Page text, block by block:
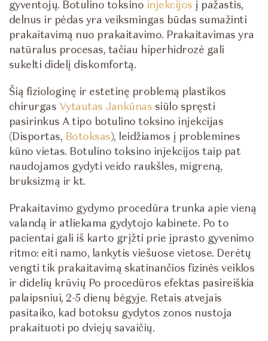
gyventojų. Botulino toksino injekcijos į pažastis,
delnus ir pėdas yra veiksmingas būdas sumažinti
prakaitavimą nuo prakaitavimo. Prakaitavimas yra
natūralus procesas, tačiau hiperhidrozė gali
sukelti didelį diskomfortą.
Šią fiziologinę ir estetinę problemą plastikos
chirurgas Vytautas Jankūnas siūlo spręsti
pasirinkus A tipo botulino toksino injekcijas
(Disportas, Botoksas), leidžiamos į problemines
kūno vietas. Botulino toksino injekcijos taip pat
naudojamos gydyti veido raukšles, migreną,
bruksizmą ir kt.
Prakaitavimo gydymo procedūra trunka apie vieną
valandą ir atliekama gydytojo kabinete. Po to
pacientai gali iš karto grįžti prie įprasto gyvenimo
ritmo: eiti namo, lankytis viešuose vietose. Derėtų
vengti tik prakaitavimą skatinančios fizinės veiklos
ir didelių krūvių Po procedūros efektas pasireiškia
palaipsniui, 2-5 dienų bėgyje. Retais atvejais
pasitaiko, kad botoksu gydytos zonos nustoja
prakaituoti po dviejų savaičių.